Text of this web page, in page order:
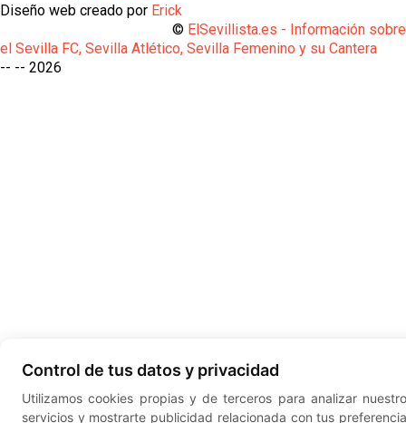
Diseño web creado por Erick
© ElSevillista.es - Información sobre
el Sevilla FC, Sevilla Atlético, Sevilla Femenino y su Cantera
-- --
Control de tus datos y privacidad
Utilizamos cookies propias y de terceros para analizar
servicios y mostrarte publicidad relacionada con tus
2026